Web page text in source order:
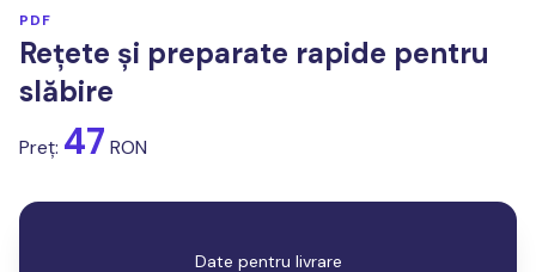
PDF
Rețete și preparate rapide pentru
slăbire
Preț: 47 RON
Date pentru livrare